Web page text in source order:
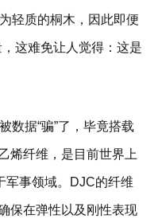
轻质的桐木，因此即便
这难免让人觉得：这是
数据“骗”了，毕竟搭载
烯纤维，是目前世界上
军事领域。DJC的纤维
保在弹性以及刚性表现